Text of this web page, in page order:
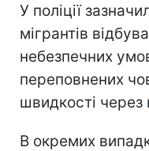
У поліції
мігрантів
небезпечних
переповнених
швидкості через
В окремих